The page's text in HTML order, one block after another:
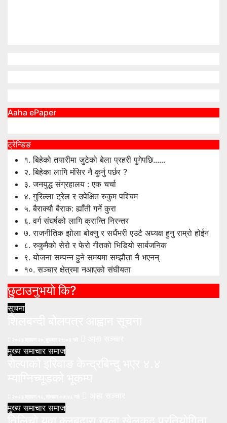
Aaha ePaper
ट्रेन्डिङ
१.बिहेको तयारीमा जुटेको बेला प्रहरी पुगेपछि......
२.बिहेका लागि मंसिर नै कुर्नु पर्छर ?
३.जनयुद्ध संग्रहालय : एक चर्चा
४.गुरिल्ला ट्रेल र उपेक्षित रुकुम पश्चिम
५.बैराक्यौ बैराक: ह्याँती गर्ने कुरा
६.वर्ग संघर्षको लागि क्रान्ति निरन्तर
७.राजनीतिक झोला बोक्नु र सधैंभरी एउटै अध्यक्ष हुनु राम्रो होईन
८.रुकुमैको सेरो र फेरो गीतको भिडियो सार्बजनिक
९.योजना सम्पन्न हुने समयमा सम्झौता नै भएनन्
१०.सञ्चार क्षेत्रमा नआएको संघीयता
छुटाउनुभयो कि?
सूचना
मुख्य समाचारसमाज
मुख्य समाचारसमाज